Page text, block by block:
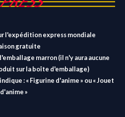
l'expédition express mondiale
gratuite
marron (il n'y aura aucune
sur la boîte d'emballage)
: « Figurine d'anime » ou « Jouet
d'anime »